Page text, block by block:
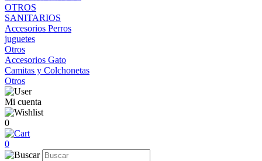
OTROS
SANITARIOS
Accesorios Perros
juguetes
Otros
Accesorios Gato
Camitas y Colchonetas
Otros
Mi cuenta
0
0